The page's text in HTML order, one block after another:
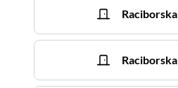
Raciborska
Raciborska